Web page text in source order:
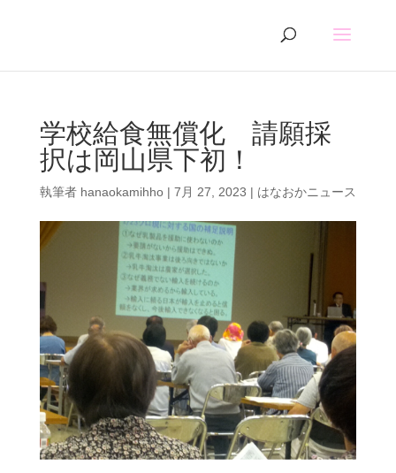
学校給食無償化 請願採
択は岡山県下初！
執筆者 hanaokamihho| 7月 27, 2023 | はなおかニュース